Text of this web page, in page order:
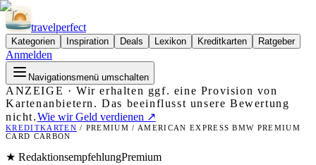
travelperfect
Kategorien Inspiration Deals Lexikon Kreditkarten Ratgeber
Anmelden
Navigationsmenü umschalten
ANZEIGE · Wir erhalten ggf. eine Provision von
Kartenanbietern. Das beeinflusst unsere Bewertung
nicht.Wie wir Geld verdienen ↗
KREDITKARTEN / PREMIUM / AMERICAN EXPRESS BMW PREMIUM
CARD CARBON
★ RedaktionsempfehlungPremium